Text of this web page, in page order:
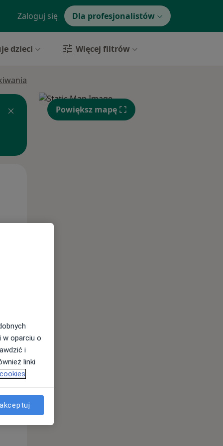
Zaloguj się Dla profesjonalistów
dzieci Więcej filtrów
Pon,
10 Sie
Powiększ mapę
w oparciu o
i
linki